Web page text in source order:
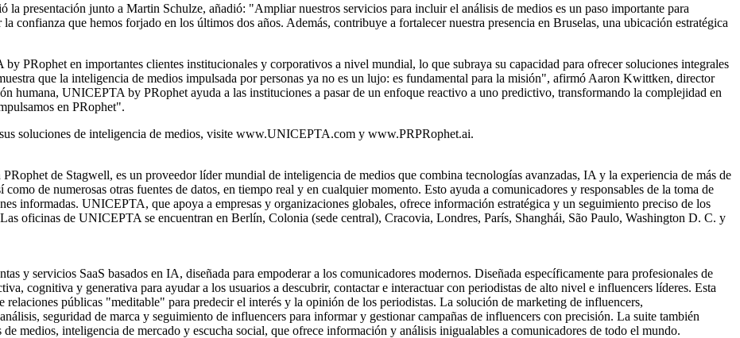
la presentación junto a Martin Schulze, añadió: "Ampliar nuestros servicios para incluir el análisis de medios es un paso importante para
confianza que hemos forjado en los últimos dos años. Además, contribuye a fortalecer nuestra presencia en Bruselas, una ubicación estratégica
PRophet en importantes clientes institucionales y corporativos a nivel mundial, lo que subraya su capacidad para ofrecer soluciones integrales
que la inteligencia de medios impulsada por personas ya no es un lujo: es fundamental para la misión", afirmó Aaron Kwittken, director
UNICEPTA by PRophet ayuda a las instituciones a pasar de un enfoque reactivo a uno predictivo, transformando la complejidad en
en PRophet".
soluciones de inteligencia de medios, visite www.UNICEPTA.com y www.PRPRophet.ai.
de Stagwell, es un proveedor líder mundial de inteligencia de medios que combina tecnologías avanzadas, IA y la experiencia de más de
de numerosas otras fuentes de datos, en tiempo real y en cualquier momento. Esto ayuda a comunicadores y responsables de la toma de
informadas. UNICEPTA, que apoya a empresas y organizaciones globales, ofrece información estratégica y un seguimiento preciso de los
oficinas de UNICEPTA se encuentran en Berlín, Colonia (sede central), Cracovia, Londres, París, Shanghái, São Paulo, Washington D. C. y
y servicios SaaS basados en IA, diseñada para empoderar a los comunicadores modernos. Diseñada específicamente para profesionales de
cognitiva y generativa para ayudar a los usuarios a descubrir, contactar e interactuar con periodistas de alto nivel e influencers líderes. Esta
públicas "meditable" para predecir el interés y la opinión de los periodistas. La solución de marketing de influencers,
seguridad de marca y seguimiento de influencers para informar y gestionar campañas de influencers con precisión. La suite también
medios, inteligencia de mercado y escucha social, que ofrece información y análisis inigualables a comunicadores de todo el mundo.